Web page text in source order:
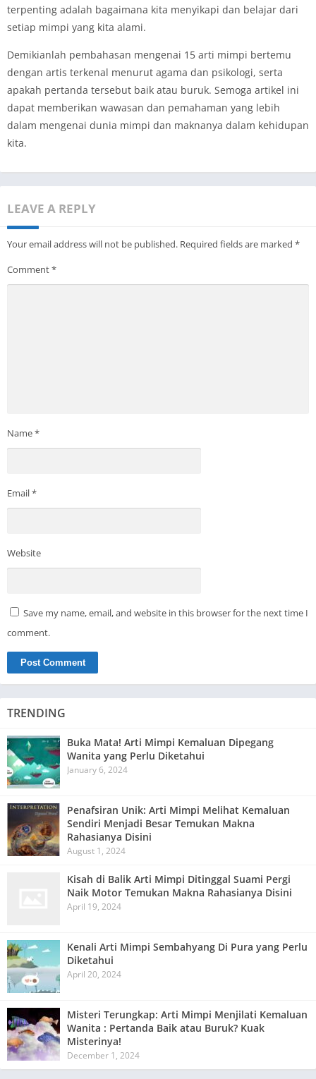
terpenting adalah bagaimana kita menyikapi dan belajar dari
setiap mimpi yang kita alami.
Demikianlah pembahasan mengenai 15 arti mimpi bertemu
dengan artis terkenal menurut agama dan psikologi, serta
apakah pertanda tersebut baik atau buruk. Semoga artikel ini
dapat memberikan wawasan dan pemahaman yang lebih
dalam mengenai dunia mimpi dan maknanya dalam kehidupan
kita.
LEAVE A REPLY
Your email address will not be published. Required fields are marked *
Comment*
Name*
Email*
Website
Save my name, email, and website in this browser for the next time I
comment.
TRENDING
Buka Mata! Arti Mimpi Kemaluan Dipegang
Wanita yang Perlu Diketahui
January 6, 2024
Penafsiran Unik: Arti Mimpi Melihat Kemaluan
Sendiri Menjadi Besar Temukan Makna
Rahasianya Disini
August 1, 2024
Kisah di Balik Arti Mimpi Ditinggal Suami Pergi
Naik Motor Temukan Makna Rahasianya Disini
April 19, 2024
Kenali Arti Mimpi Sembahyang Di Pura yang Perlu
Diketahui
April 20, 2024
Misteri Terungkap: Arti Mimpi Menjilati Kemaluan
Wanita : Pertanda Baik atau Buruk? Kuak
Misterinya!
December 1, 2024